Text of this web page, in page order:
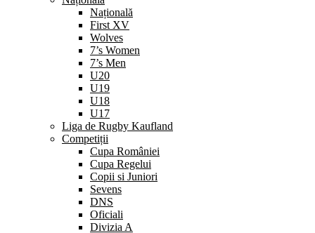
Națională
First XV
Wolves
7’s Women
7’s Men
U20
U19
U18
U17
Liga de Rugby Kaufland
Competiții
Cupa României
Cupa Regelui
Copii si Juniori
Sevens
DNS
Oficiali
Divizia A